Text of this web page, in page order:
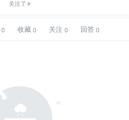
关注了
收藏 关注 回答